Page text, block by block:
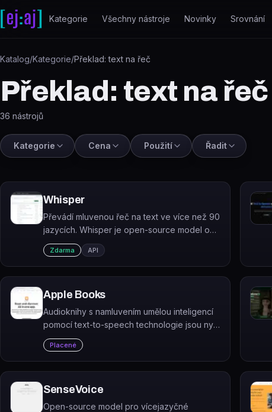
Přeskočit na obsah
Kategorie Všechny nástroje Novinky Srovnání
Katalog/Kategorie/Překlad: text na řeč
Překlad: text na řeč
36 nástrojů
Kategorie Cena Použití Řadit
Whisper
Převádí mluvenou řeč na text ve více než 90
jazycích. Whisper je open-source model od
OpenAI trénovaný metodou slabého dohledu
na rozsáhlém datasetu zvukových nahrávek.
Zdarma API
Apple Books
Audioknihy s namluvením umělou inteligencí
pomocí text-to-speech technologie jsou nyní
k dispozici v aplikaci Books od společnosti
Apple.
Placené
SenseVoice
Open-source model pro vícejazyčné